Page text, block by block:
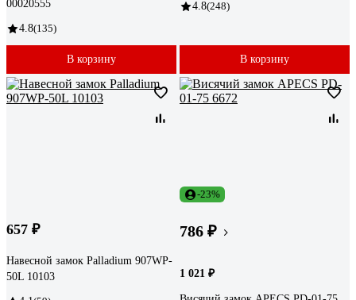
00020555
4.8(135)
В корзину
4.8(248)
В корзину
657 ₽
Навесной замок Palladium 907WP-
50L 10103
-23%
786 ₽
1 021 ₽